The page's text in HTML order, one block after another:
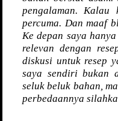
pengalaman. Kalau
percuma. Dan maaf
Ke depan saya
relevan dengan
diskusi untuk resep
saya sendiri bukan
seluk beluk bahan,
perbedaannya